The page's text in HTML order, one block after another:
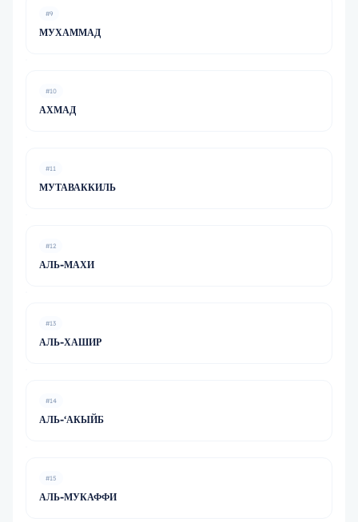
#9
МУХАММАД
#10
АХМАД
#11
МУТАВАККИЛЬ
#12
АЛЬ-МАХИ
#13
АЛЬ-ХАШИР
#14
АЛЬ-‘АКЫЙБ
#15
АЛЬ-МУКАФФИ